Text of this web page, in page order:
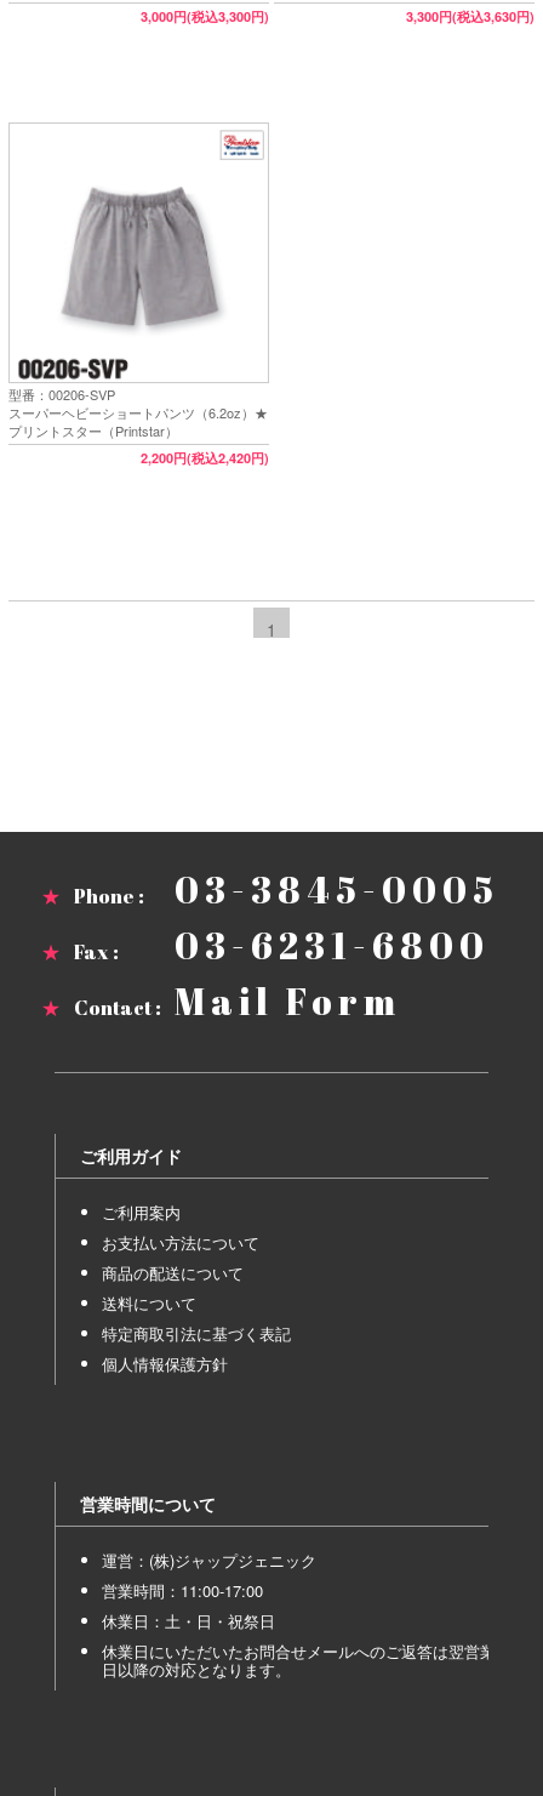
3,000円(税込3,300円) 3,300円(税込3,630円)
型番：00206-SVP
スーパーヘビーショートパンツ（6.2oz）★
プリントスター（Printstar）
2,200円(税込2,420円)
1
★ Phone : 03-3845-0005
★ Fax : 03-6231-6800
★ Contact : Mail Form
ご利用ガイド
ご利用案内
お支払い方法について
商品の配送について
送料について
特定商取引法に基づく表記
個人情報保護方針
営業時間について
運営：(株)ジャップジェニック
営業時間：11:00-17:00
休業日：土・日・祝祭日
休業日にいただいたお問合せメールへのご返答は翌営業
日以降の対応となります。